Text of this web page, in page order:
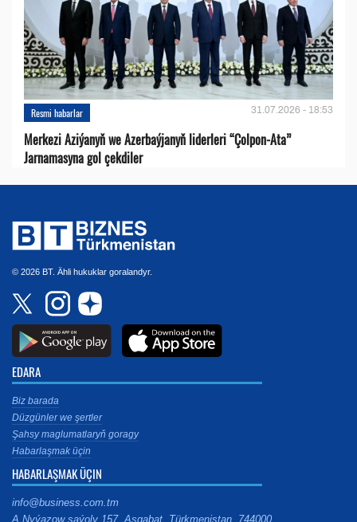
Resmi habarlar 31.07.2026 - 18:53
Merkezi Aziýanyň we Azerbaýjanyň liderleri “Çolpon-Ata”
Jarnamasyna gol çekdiler
© 2026 BT. Ähli hukuklar goralandyr.
EDARA
Biz barada
Düzgünler we şertler
Şahsy maglumatlaryň goragy
Habarlaşmak üçin
HABARLAŞMAK ÜÇIN
info@business.com.tm
A.Nyýazow şaýoly 157, Aşgabat, Türkmenistan, 744000